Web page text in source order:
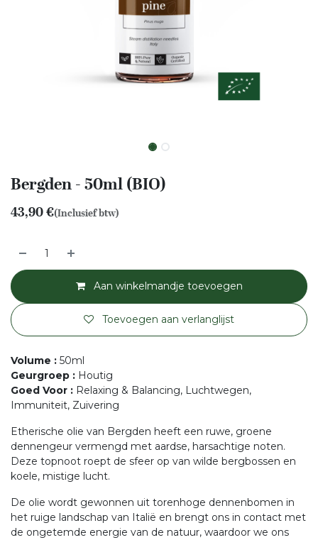
Bergden - 50ml (BIO)
43,90€(Inclusief btw)
Aan winkelmandje toevoegen
Toevoegen aan verlanglijst
Volume : 50ml
Geurgroep : Houtig
Goed Voor : Relaxing & Balancing, Luchtwegen,
Immuniteit, Zuivering
Etherische olie van Bergden heeft een ruwe, groene
dennengeur vermengd met aardse, harsachtige noten.
Deze topnoot roept de sfeer op van wilde bergbossen en
koele, mistige lucht.
De olie wordt gewonnen uit torenhoge dennenbomen in
het ruige landschap van Italië en brengt ons in contact met
de ongetemde energie van de natuur, waardoor we ons